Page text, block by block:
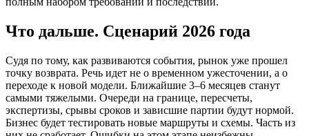
Что дальше. Сценарий 2026 года
Судя по тому, как развиваются события, рынок уже прошел
точку возврата. Речь идет не о временном ужесточении, а о
переходе к новой модели. Ближайшие 3–6 месяцев станут
самыми тяжелыми. Очереди на границе, пересчеты,
экспертизы, срывы сроков и зависшие партии будут нормой.
Бизнес будет тестировать новые маршруты и схемы. Часть из